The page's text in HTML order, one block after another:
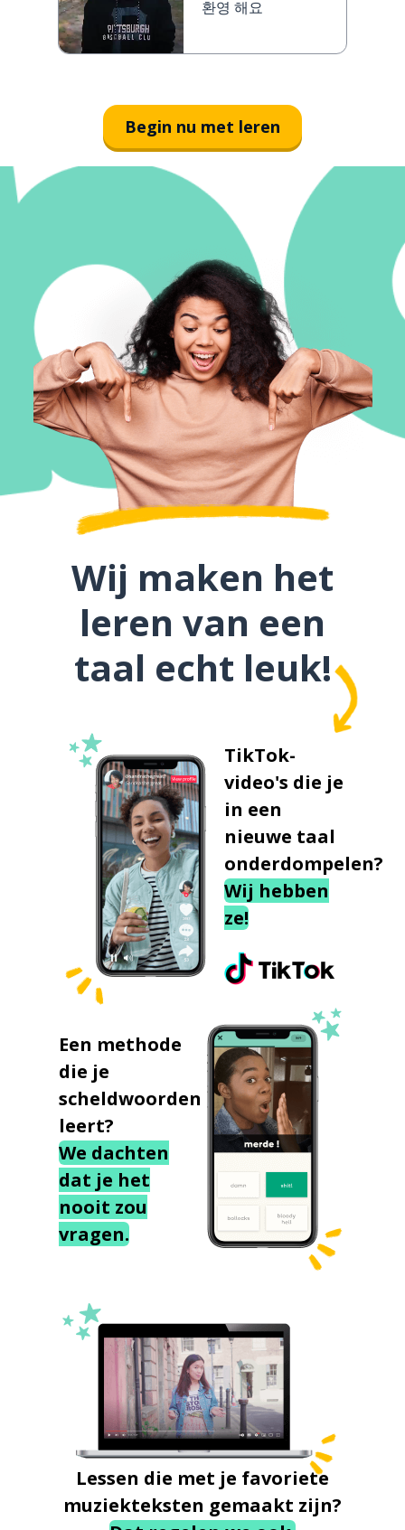
환영 해요
Begin nu met leren
Wij maken het
leren van een
taal echt leuk!
TikTok-
video's die je
in een
nieuwe taal
onderdompelen?
Wij hebben
ze!
Een methode
die je
scheldwoorden
leert?
We dachten
dat je het
nooit zou
vragen.
Lessen die met je favoriete
muziekteksten gemaakt zijn?